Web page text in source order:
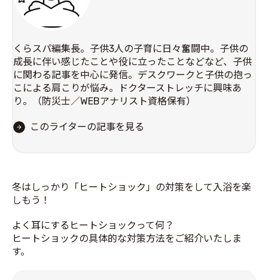
くらスパ編集長。子供3人の子育に日々奮闘中。子供の
成長に伴い感じたことや役に立ったことなどなど、子供
に関わる記事を中心に発信。デスクワークと子供の抱っ
こによる肩こりが悩み。ドクターストレッチに興味あ
り。（防災士／WEBアナリスト資格保有）
このライターの記事を見る
冬はしっかり「ヒートショック」の対策をして入浴を楽
しもう！
よく耳にするヒートショックって何？
ヒートショックの具体的な対策方法をご紹介いたしま
す。